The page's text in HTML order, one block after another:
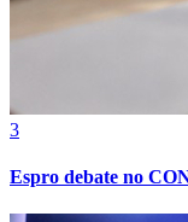
3
Espro debate no